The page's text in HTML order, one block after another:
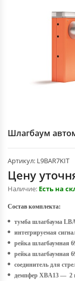
Шлагбаум
Артикул: L9BAR7KIT
Цену
Наличие: Есть на
Состав комплекта:
тумба шлагбаума
интегрируемая
рейка шлагбаумная
рейка шлагбаумная
соединитель для
демпфер XBA13 — 2